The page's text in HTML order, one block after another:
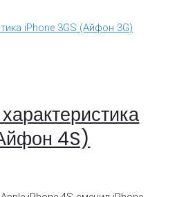
iPhone 3GS (Айфон 3G)
4S)